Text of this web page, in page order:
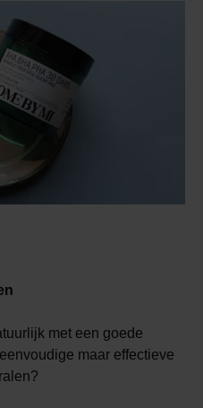
met een goede
maar effectieve